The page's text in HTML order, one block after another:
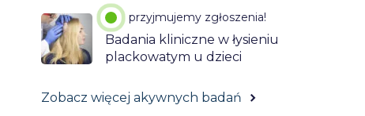
przyjmujemy zgłoszenia!
Badania kliniczne w łysieniu
plackowatym u dzieci
Zobacz więcej akywnych badań